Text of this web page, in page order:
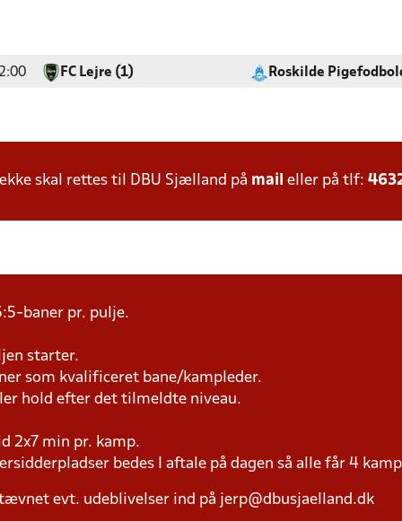
FC Lejre (1) Roskilde
skal rettes til DBU Sjælland på mail eller på tlf:
baner pr. pulje.
starter.
som kvalificeret bane/kampleder.
hold efter det tilmeldte niveau.
2x7 min pr. kamp.
bedes I aftale på dagen så alle får 4
evt. udeblivelser ind på jerp@dbusjaelland.dk